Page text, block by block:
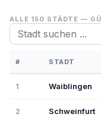
ALLE 150 STÄDTE —
# STADT
1 Waiblingen
2 Schweinfurt